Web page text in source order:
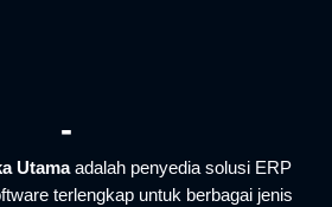
-
Utamaadalah penyedia solusi ERP
terlengkap untuk berbagai jenis